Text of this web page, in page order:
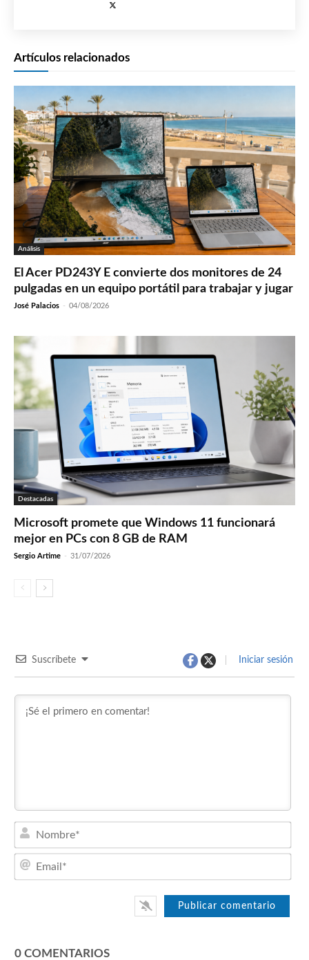
Artículos relacionados
Análisis
El Acer PD243Y E convierte dos monitores de 24
pulgadas en un equipo portátil para trabajar y jugar
José Palacios - 04/08/2026
Destacadas
Microsoft promete que Windows 11 funcionará
mejor en PCs con 8 GB de RAM
Sergio Artime - 31/07/2026
Suscríbete Iniciar sesión
0 COMENTARIOS